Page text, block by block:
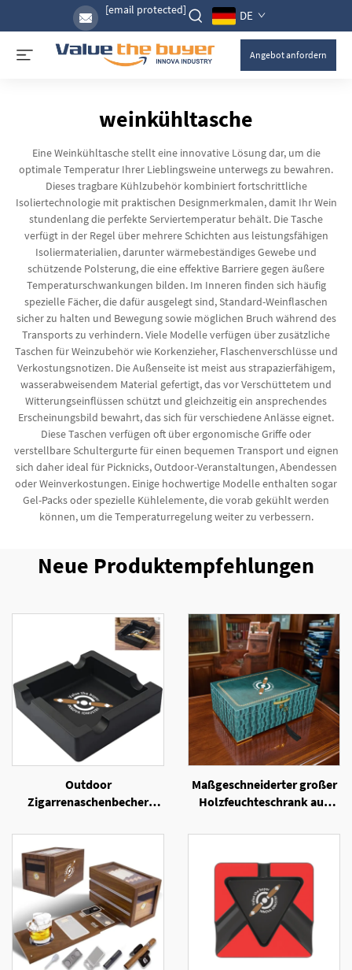
[email protected] DE
Angebot anfordern
weinkühltasche
Eine Weinkühltasche stellt eine innovative Lösung dar, um die
optimale Temperatur Ihrer Lieblingsweine unterwegs zu bewahren.
Dieses tragbare Kühlzubehör kombiniert fortschrittliche
Isoliertechnologie mit praktischen Designmerkmalen, damit Ihr Wein
stundenlang die perfekte Serviertemperatur behält. Die Tasche
verfügt in der Regel über mehrere Schichten aus leistungsfähigen
Isoliermaterialien, darunter wärmebeständiges Gewebe und
schützende Polsterung, die eine effektive Barriere gegen äußere
Temperaturschwankungen bilden. Im Inneren finden sich häufig
spezielle Fächer, die dafür ausgelegt sind, Standard-Weinflaschen
sicher zu halten und Bewegung sowie möglichen Bruch während des
Transports zu verhindern. Viele Modelle verfügen über zusätzliche
Taschen für Weinzubehör wie Korkenzieher, Flaschenverschlüsse und
Verkostungsnotizen. Die Außenseite ist meist aus strapazierfähigem,
wasserabweisendem Material gefertigt, das vor Verschüttetem und
Witterungseinflüssen schützt und gleichzeitig ein ansprechendes
Erscheinungsbild bewahrt, das sich für verschiedene Anlässe eignet.
Diese Taschen verfügen oft über ergonomische Griffe oder
verstellbare Schultergurte für einen bequemen Transport und eignen
sich daher ideal für Picknicks, Outdoor-Veranstaltungen, Abendessen
oder Weinverkostungen. Einige hochwertige Modelle enthalten sogar
Gel-Packs oder spezielle Kühlelemente, die vorab gekühlt werden
können, um die Temperaturregelung weiter zu verbessern.
Neue Produktempfehlungen
Outdoor
Zigarrenaschenbecher
Silikonaschenbecher mit 4
Ablagefächer für Zigarren
Maßgeschneiderter großer
Holzfeuchteschrank aus
elegantem Lackfinish